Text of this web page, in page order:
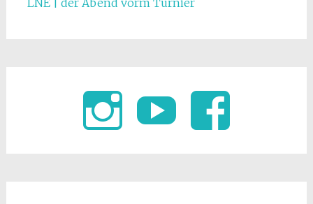
LNE | der Abend vorm Turnier